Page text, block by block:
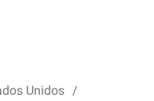
Unidos